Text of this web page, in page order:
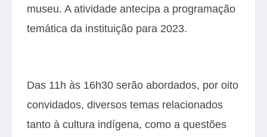
museu. A atividade antecipa a programação
temática da instituição para 2023.
Das 11h às 16h30 serão abordados, por oito
convidados, diversos temas relacionados
tanto à cultura indígena, como a questões